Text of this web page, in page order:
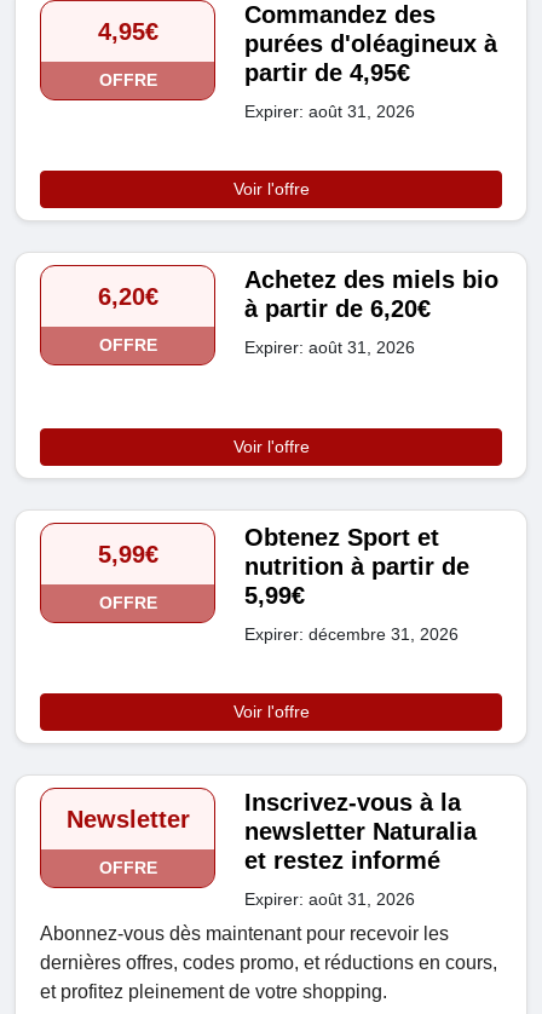
4,95€
OFFRE
Commandez des
purées d'oléagineux à
partir de 4,95€
Expirer: août 31, 2026
Voir l'offre
6,20€
OFFRE
Achetez des miels bio
à partir de 6,20€
Expirer: août 31, 2026
Voir l'offre
5,99€
OFFRE
Obtenez Sport et
nutrition à partir de
5,99€
Expirer: décembre 31, 2026
Voir l'offre
Newsletter
OFFRE
Inscrivez-vous à la
newsletter Naturalia
et restez informé
Expirer: août 31, 2026
Abonnez-vous dès maintenant pour recevoir les
dernières offres, codes promo, et réductions en cours,
et profitez pleinement de votre shopping.